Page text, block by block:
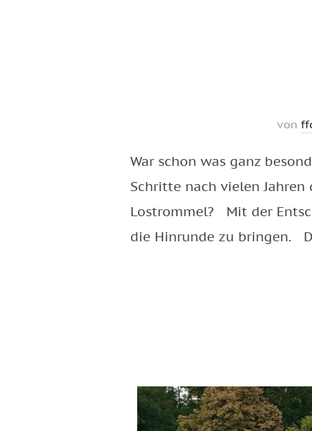
von
War schon was ganz
Schritte nach vielen
Lostrommel? Mit der
die Hinrunde zu bringen.